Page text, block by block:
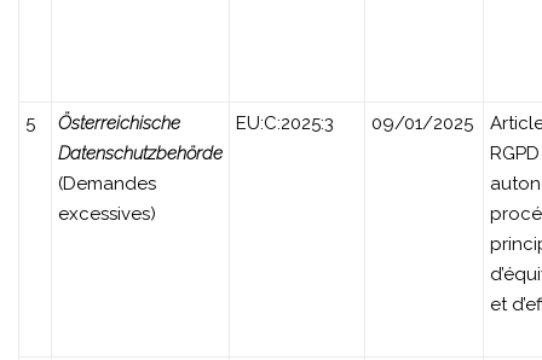
5
Österreichische
Datenschutzbehörde
(Demandes
excessives)
EU:C:2025:3 09/01/2025
et